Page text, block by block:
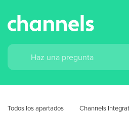
Todos los apartados Channels